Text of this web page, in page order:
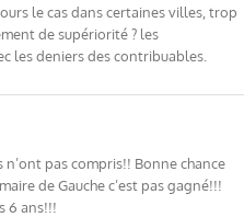
le cas dans certaines villes, trop
de supériorité ? les
les deniers des contribuables.
pas compris!! Bonne chance
de Gauche c’est pas gagné!!!
6 ans!!!